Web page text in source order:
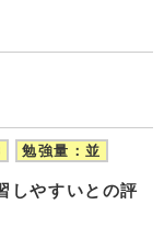
勉強量：並
しやすいとの評